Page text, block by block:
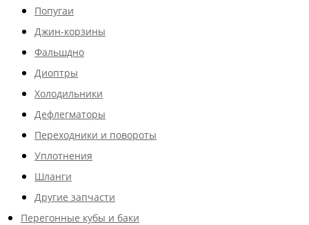
Попугаи
Джин-корзины
Фальшдно
Диоптры
Холодильники
Дефлегматоры
Переходники и повороты
Уплотнения
Шланги
Другие запчасти
Перегонные кубы и баки